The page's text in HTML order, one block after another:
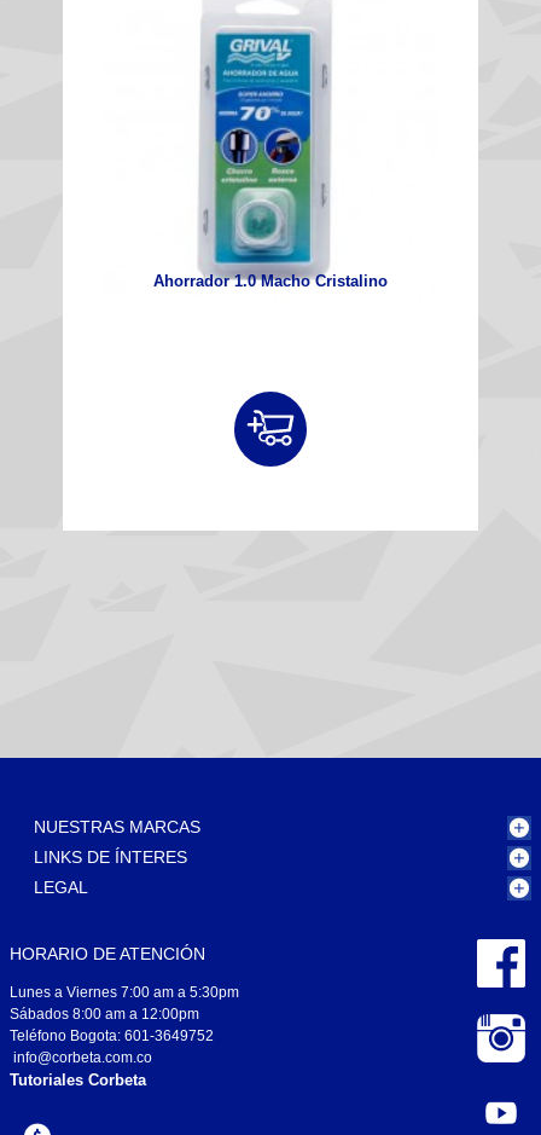
Ahorrador 1.0 Macho Cristalino
NUESTRAS MARCAS
LINKS DE ÍNTERES
LEGAL
HORARIO DE ATENCIÓN
Lunes a Viernes 7:00 am a 5:30pm
Sábados 8:00 am a 12:00pm
Teléfono Bogota: 601-3649752
info@corbeta.com.co
Tutoriales Corbeta